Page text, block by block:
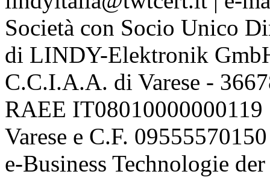
Società con Socio Unico
di LINDY-Elektronik
C.C.I.A.A. di Varese -
RAEE
Varese e C.F. 09555570150
e-Business Technologie